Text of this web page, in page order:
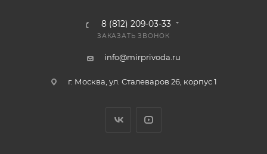
8 (812) 209-03-33
ЗАКАЗАТЬ ЗВОНОК
info@mirprivoda.ru
г. Москва, ул. Сталеваров 26, корпус 1